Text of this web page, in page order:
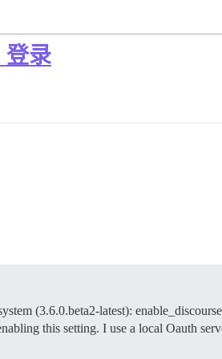
登录
(3.6.0.beta2-latest):
this setting. I use a local Oauth